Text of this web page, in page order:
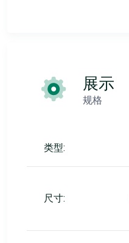
展示
规格
类型:
尺寸: